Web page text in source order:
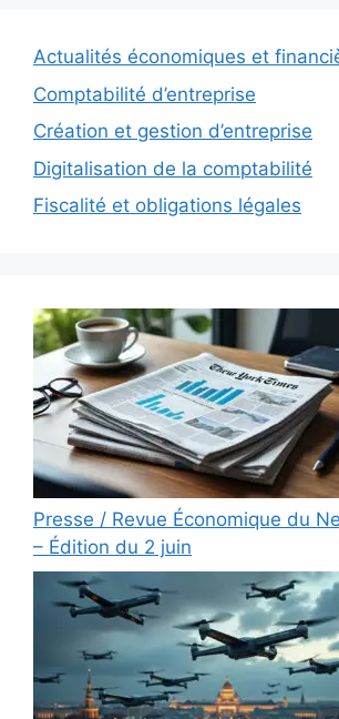
Actualités économiques et
Comptabilité d’entreprise
Création et gestion d’entreprise
Digitalisation de la comptabilité
Fiscalité et obligations légales
Presse / Revue Économique du
– Édition du 2 juin